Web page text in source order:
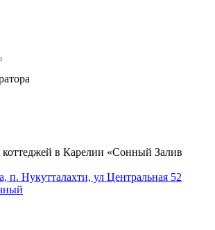
п. Нукутталахти, ул Центральная 52